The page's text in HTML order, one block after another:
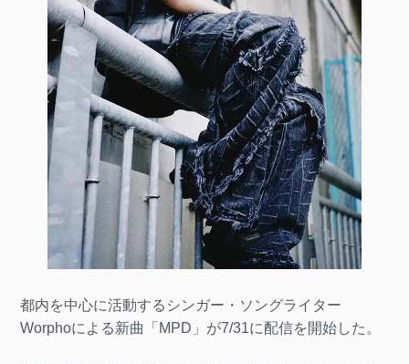
都内を中心に活動するシンガー・ソングライター
Worphoによる新曲「MPD」が7/31に配信を開始した。